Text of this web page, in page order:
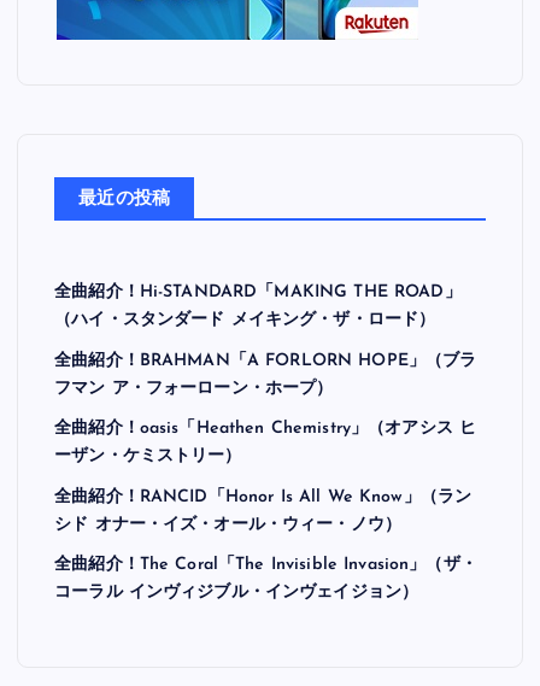
最近の投稿
全曲紹介！Hi-STANDARD「MAKING THE ROAD」
（ハイ・スタンダード メイキング・ザ・ロード）
全曲紹介！BRAHMAN「A FORLORN HOPE」（ブラ
フマン ア・フォーローン・ホープ）
全曲紹介！oasis「Heathen Chemistry」（オアシス ヒ
ーザン・ケミストリー）
全曲紹介！RANCID「Honor Is All We Know」（ラン
シド オナー・イズ・オール・ウィー・ノウ）
全曲紹介！The Coral「The Invisible Invasion」（ザ・
コーラル インヴィジブル・インヴェイジョン）